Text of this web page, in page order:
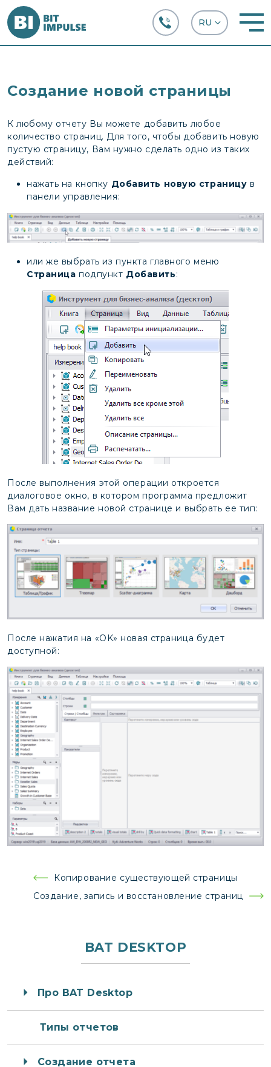
Создание новой страницы
К любому отчету Вы можете добавить любое
количество страниц. Для того, чтобы добавить новую
пустую страницу, Вам нужно сделать одно из таких
действий:
нажать на кнопку Добавить новую страницу в
панели управления:
или же выбрать из пункта главного меню
Страница подпункт Добавить:
После выполнения этой операции откроется
диалоговое окно, в котором программа предложит
Вам дать название новой странице и выбрать ее тип:
После нажатия на «OK» новая страница будет
доступной:
НавигацияКопирование существующей страницы
Создание, запись и восстановление страниц
BAT DESKTOP
Про BAT Desktop
Типы отчетов
Создание отчета